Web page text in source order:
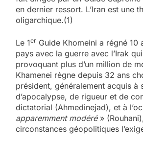
en dernier ressort. L’Iran est une
oligarchique.(1)
Le 1er Guide Khomeini a régné 10
pays avec la guerre avec l’Irak
provoquant plus d’un million de
Khamenei règne depuis 32 ans
président, généralement acquis à
d’apocalypse, de rigueur et de
dictatorial (Ahmedinejad), et à
apparemment modéré»
circonstances géopolitiques